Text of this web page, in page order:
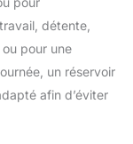
détente,
pour une
un réservoir
afin d’éviter